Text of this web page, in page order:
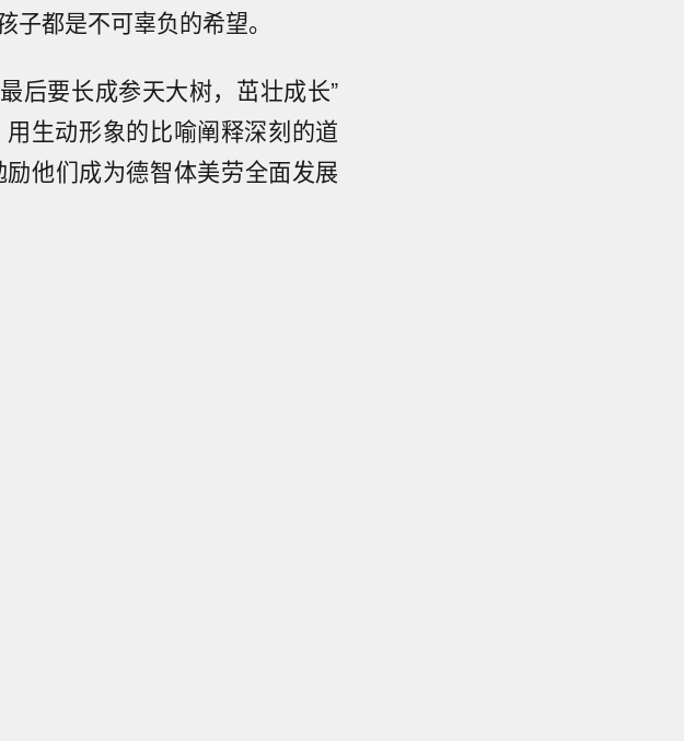
都是不可辜负的希望。
后要长成参天大树，茁壮成长”
生动形象的比喻阐释深刻的道
他们成为德智体美劳全面发展